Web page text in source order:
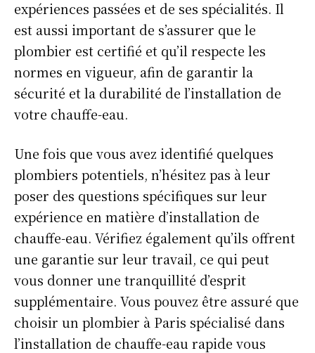
expériences passées et de ses spécialités. Il
est aussi important de s’assurer que le
plombier est certifié et qu’il respecte les
normes en vigueur, afin de garantir la
sécurité et la durabilité de l’installation de
votre chauffe-eau.
Une fois que vous avez identifié quelques
plombiers potentiels, n’hésitez pas à leur
poser des questions spécifiques sur leur
expérience en matière d’installation de
chauffe-eau. Vérifiez également qu’ils offrent
une garantie sur leur travail, ce qui peut
vous donner une tranquillité d’esprit
supplémentaire. Vous pouvez être assuré que
choisir un plombier à Paris spécialisé dans
l’installation de chauffe-eau rapide vous